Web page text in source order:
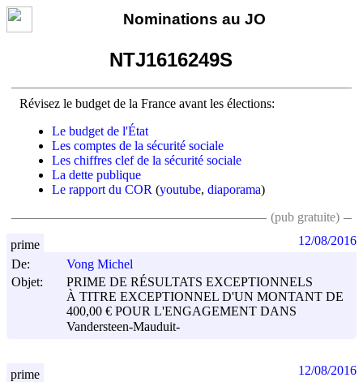
Nominations au JO
NTJ1616249S
Révisez le budget de la France avant les élections:
Le budget de l'État
Les comptes de la sécurité sociale
Les chiffres clef de la sécurité sociale
La dette publique
Le rapport du COR (youtube, diaporama)
(pub gratuite)
De:
Vong Michel
Objet:
PRIME DE RÉSULTATS EXCEPTIONNELS
À TITRE EXCEPTIONNEL D'UN MONTANT DE
400,00 € POUR L'ENGAGEMENT DANS
Vandersteen-Mauduit-
prime 12/08/2016
prime 12/08/2016